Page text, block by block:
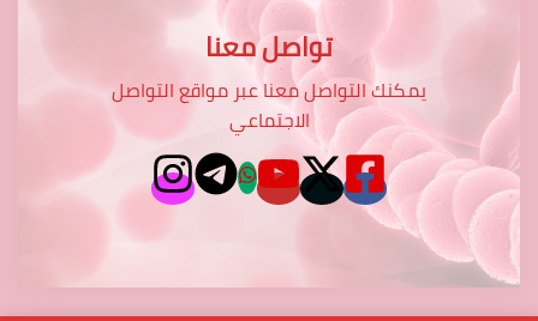
تواصل معنا
يمكنك التواصل معنا عبر مواقع التواصل
الاجتماعي